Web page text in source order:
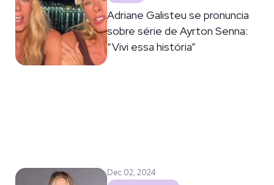
Adriane Galisteu se pronuncia
sobre série de Ayrton Senna:
“Vivi essa história”
Dec 02, 2024